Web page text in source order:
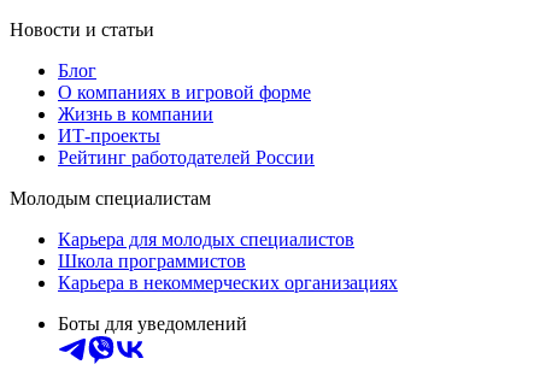
Новости и статьи
Блог
О компаниях в игровой форме
Жизнь в компании
ИТ-проекты
Рейтинг работодателей России
Молодым специалистам
Карьера для молодых специалистов
Школа программистов
Карьера в некоммерческих организациях
Боты для уведомлений